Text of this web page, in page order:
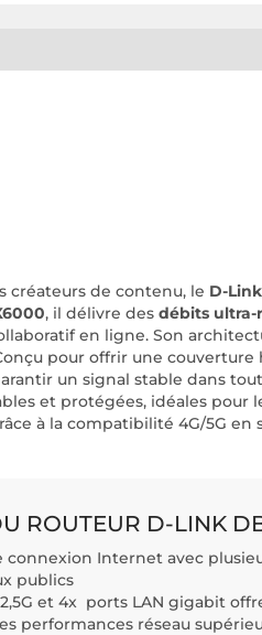
créateurs de contenu, le D-
, il délivre des débits ultra-
en ligne. Son
pour offrir une
un signal stable dans
et protégées, idéales pour
à la compatibilité 4G/5G
ROUTEUR D-LINK
connexion Internet avec
publics
et 4x ports LAN gigabit
performances réseau